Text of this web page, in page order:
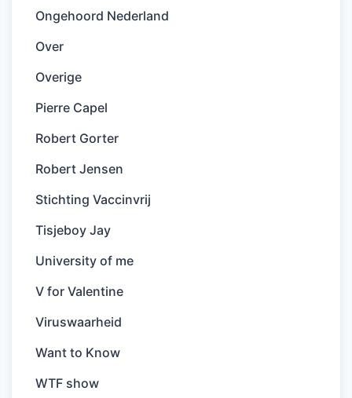
Ongehoord Nederland
Over
Overige
Pierre Capel
Robert Gorter
Robert Jensen
Stichting Vaccinvrij
Tisjeboy Jay
University of me
V for Valentine
Viruswaarheid
Want to Know
WTF show